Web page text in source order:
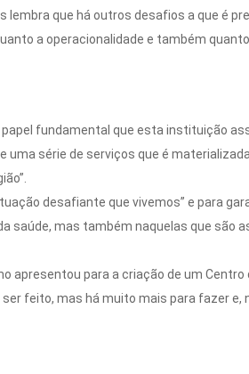
lembra que há outros desafios a que é
a operacionalidade e também quanto
papel fundamental que esta instituição
série de serviços que é
desafiante que vivemos” e para
saúde, mas também naquelas que são
apresentou para a criação de um Centro
feito, mas há muito mais para fazer e,